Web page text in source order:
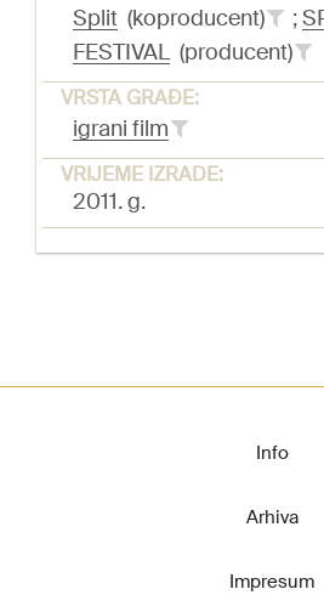
Split (koproducent) ;
FESTIVAL(producent)
VRSTA GRAĐE:
igrani film
VRIJEME IZRADE:
2011. g.
Info
Arhiva
Impresum